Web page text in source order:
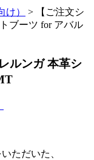
） >
【ご注文シ
ブーツ for アバル
ルンガ 本革シ
ただいた、